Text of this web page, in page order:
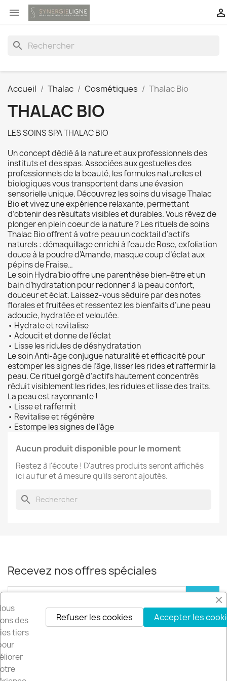
 
search
Accueil Thalac Cosmétiques Thalac Bio
THALAC BIO
LES SOINS SPA THALAC BIO
Un concept dédié à la nature et aux professionnels des
instituts et des spas. Associées aux gestuelles des
professionnels de la beauté, les formules naturelles et
biologiques vous transportent dans une évasion
sensorielle unique. Découvrez les soins du visage Thalac
Bio et vivez une expérience relaxante, permettant
d’obtenir des résultats visibles et durables. Vous rêvez de
plonger en plein coeur de la nature ? Les rituels de soins
Thalac Bio offrent à votre peau un cocktail d’actifs
naturels : démaquillage enrichi à l’eau de Rose, exfoliation
douce à la poudre d’Amande, masque coup d’éclat aux
pépins de Fraise…
Le soin Hydra’bio offre une parenthèse bien-être et un
bain d’hydratation pour redonner à la peau confort,
douceur et éclat. Laissez-vous séduire par des notes
florales et fruitées et ressentez les bienfaits d’une peau
adoucie, hydratée et veloutée.
• Hydrate et revitalise
• Adoucit et donne de l’éclat
• Lisse les ridules de déshydratation
Le soin Anti-âge conjugue naturalité et efficacité pour
estomper les signes de l’âge, lisser les rides et raffermir la
peau. Ce rituel gorgé d’actifs hautement concentrés
réduit visiblement les rides, les ridules et lisse des traits.
La peau est rayonnante !
• Lisse et raffermit
• Revitalise et régénère
• Estompe les signes de l’âge
Aucun produit disponible pour le moment
Restez à l'écoute ! D'autres produits seront affichés
ici au fur et à mesure qu'ils seront ajoutés.
search
Recevez nos offres spéciales
Vous pouvez vous désinscrire à tout moment. Vous trouverez pour cela
nos informations de contact dans les conditions d'utilisation du site.
des
tiers
Accepter les
Refuser les cookies